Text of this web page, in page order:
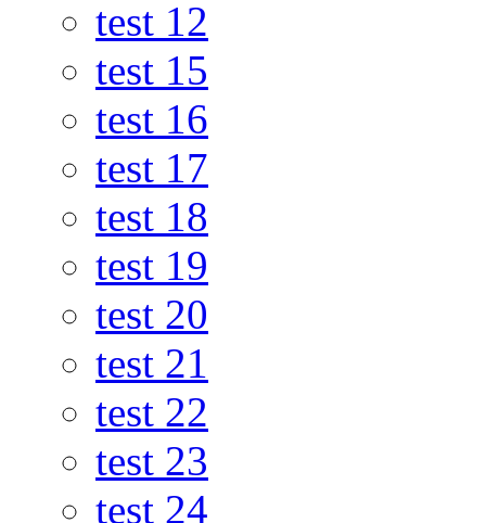
test 12
test 15
test 16
test 17
test 18
test 19
test 20
test 21
test 22
test 23
test 24